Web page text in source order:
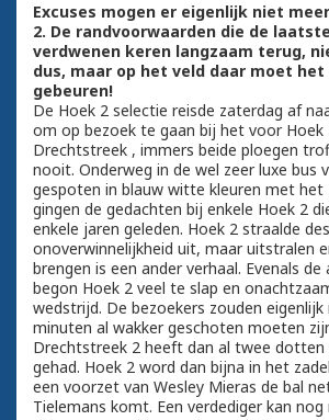
Excuses mogen er eigenlijk niet
2. De randvoorwaarden die de
verdwenen keren langzaam terug,
dus, maar op het veld daar moet
gebeuren!
De Hoek 2 selectie reisde zaterdag af
om op bezoek te gaan bij het voor Hoek
Drechtstreek , immers beide ploegen
nooit. Onderweg in de wel zeer luxe bus
gespoten in blauw witte kleuren met het
gingen de gedachten bij enkele Hoek 2
enkele jaren geleden. Hoek 2 straalde
onoverwinnelijkheid uit, maar uitstralen
brengen is een ander verhaal. Evenals
begon Hoek 2 veel te slap en
wedstrijd. De bezoekers zouden eigenlijk
minuten al wakker geschoten moeten
Drechtstreek 2 heeft dan al twee dotten
gehad. Hoek 2 word dan bijna in het
een voorzet van Wesley Mieras de bal
Tielemans komt. Een verdediger kan